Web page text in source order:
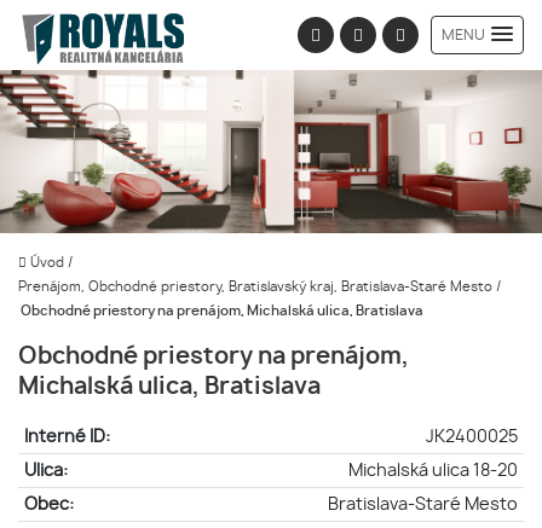
MENU
Úvod /
Prenájom, Obchodné priestory, Bratislavský kraj, Bratislava-Staré Mesto /
Obchodné priestory na prenájom, Michalská ulica, Bratislava
Obchodné priestory na prenájom,
Michalská ulica, Bratislava
Interné ID:
JK2400025
Ulica:
Michalská ulica 18-20
Obec:
Bratislava-Staré Mesto